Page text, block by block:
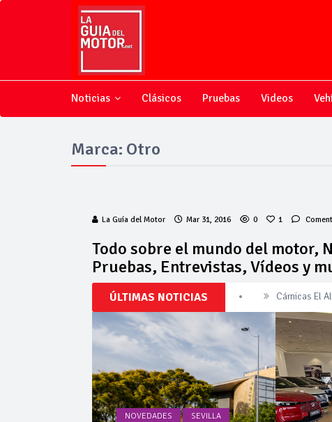
Noticias Clásicos Pruebas Videos
Marca: Otro
La Guía del Motor Mar 31, 2016 0 1
Todo sobre el mundo del motor,
Pruebas, Entrevistas, Vídeos y
ÚLTIMAS NOTICIAS Cárnicas El
La Junta
Invercar
NOVEDADES SEVILLA